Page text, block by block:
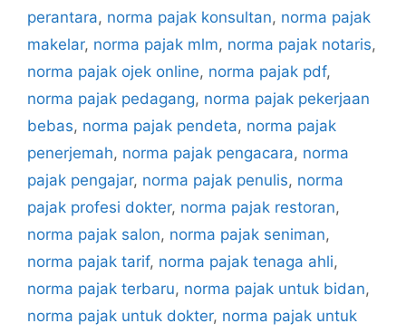
perantara, norma pajak konsultan, norma pajak
makelar, norma pajak mlm, norma pajak notaris,
norma pajak ojek online, norma pajak pdf,
norma pajak pedagang, norma pajak pekerjaan
bebas, norma pajak pendeta, norma pajak
penerjemah, norma pajak pengacara, norma
pajak pengajar, norma pajak penulis, norma
pajak profesi dokter, norma pajak restoran,
norma pajak salon, norma pajak seniman,
norma pajak tarif, norma pajak tenaga ahli,
norma pajak terbaru, norma pajak untuk bidan,
norma pajak untuk dokter, norma pajak untuk